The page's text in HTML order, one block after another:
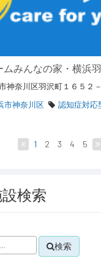
ムみんなの家・横浜
神奈川区羽沢町１６５２
市神奈川区
認知症対応
1 2 3 4 5
検索
検索